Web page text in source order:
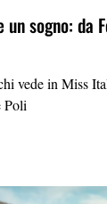
un sogno: da
vede in Miss
Poli